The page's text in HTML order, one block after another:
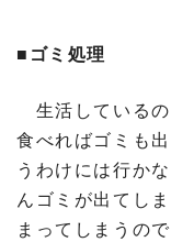
■ゴミ処理
生活している
食べればゴミも
うわけには行か
んゴミが出てし
まってしまうの